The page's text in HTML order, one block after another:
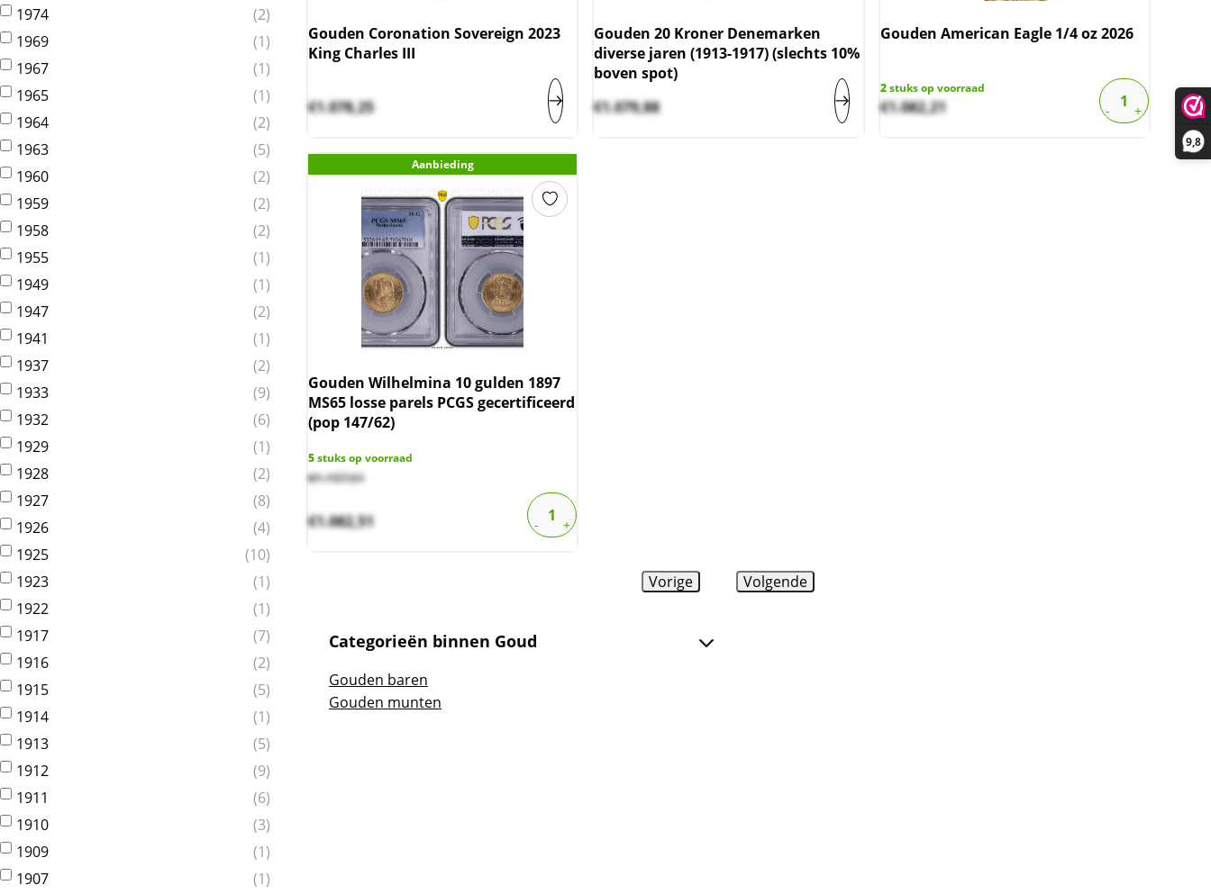
9,8
1974
2
1969
1
1967
1
1965
1
1964
2
1963
5
1960
2
1959
2
1958
2
1955
1
1949
1
1947
2
1941
1
1937
2
1933
9
1932
6
1929
1
1928
2
1927
8
1926
4
1925
10
1923
1
1922
1
1917
7
1916
2
1915
5
1914
1
1913
5
1912
9
1911
6
1910
3
1909
1
1907
1
Gouden Coronation Sovereign 2023
King Charles III
€1.078,25
Gouden 20 Kroner Denemarken
diverse jaren (1913-1917) (slechts 10%
boven spot)
€1.079,88
Gouden American Eagle 1/4 oz 2026
2stuks op voorraad
€1.082,21
Aanbieding
Gouden Wilhelmina 10 gulden 1897
MS65 losse parels PCGS gecertificeerd
(pop 147/62)
5stuks op voorraad
€1.157,51
€1.082,51
Vorige Volgende
Categorieën binnen Goud
Gouden baren
Gouden munten